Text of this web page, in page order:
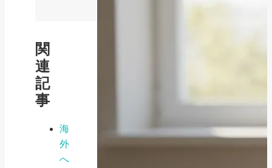
関
連
記
事
海
外
へ